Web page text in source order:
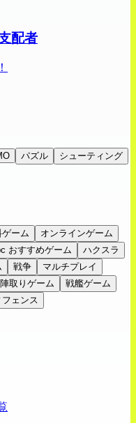
配者
パズル
シューティング
ーム
オンラインゲーム
おすすめゲーム
ハクスラ
戦争
マルチプレイ
陣取りゲーム
戦艦ゲーム
ェンス